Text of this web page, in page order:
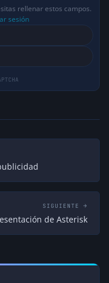
rellenar estos campos.
sesión
SIGUIENTE →
de Asterisk